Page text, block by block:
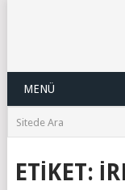
MENÜ
ETIKET: